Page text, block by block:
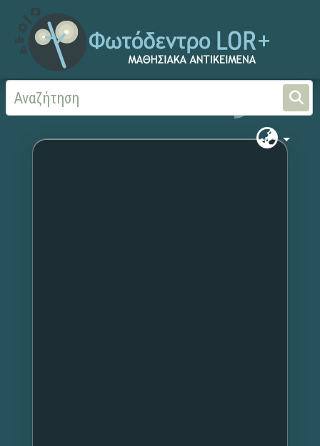
Αρχική Χωρίς τίτλο